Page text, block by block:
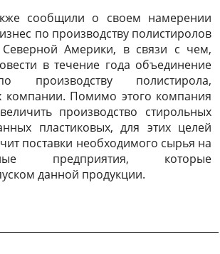
сообщили о своем намерении
по производству полистиролов
Америки, в связи с чем,
в течение года объединение
производству полистирола,
компании. Помимо этого компания
производство стирольных
пластиковых, для этих целей
поставки необходимого сырья на
предприятия, которые
данной продукции.